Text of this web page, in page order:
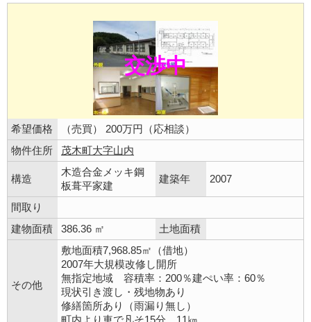
交渉中
希望価格
（売買） 200万円（応相談）
物件住所
茂木町大字山内
構造
木造合金メッキ鋼
板葺平家建
建築年 2007
間取り
建物面積
386.36 ㎡ 土地面積
その他
敷地面積7,968.85㎡（借地）
2007年大規模改修し開所
無指定地域 容積率：200％建ぺい率：60％
現状引き渡し・残地物あり
修繕箇所あり（雨漏り無し）